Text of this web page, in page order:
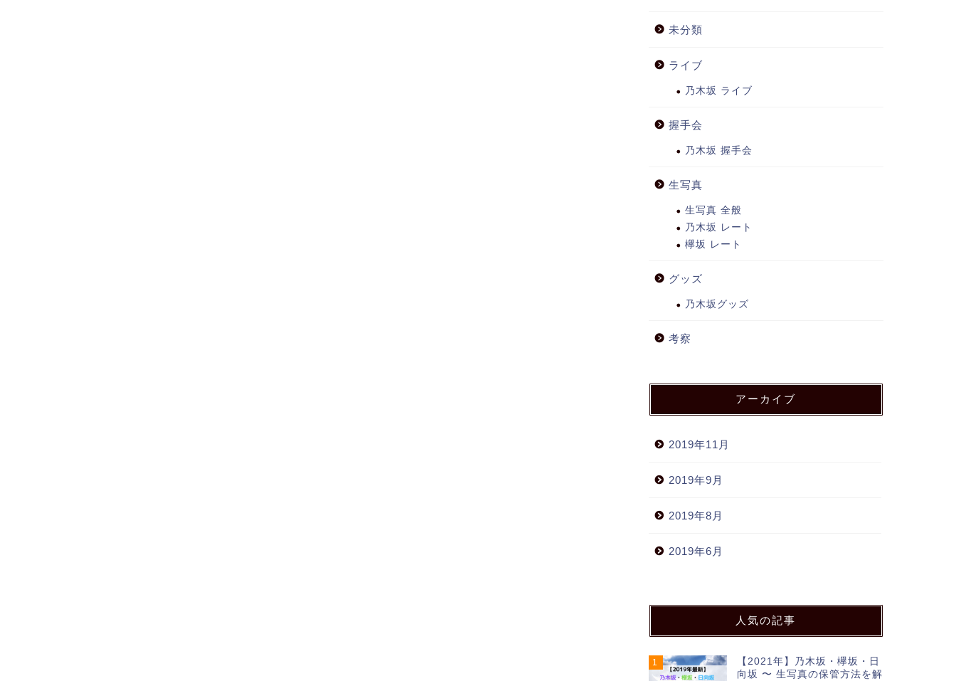
未分類
ライブ
乃木坂 ライブ
握手会
乃木坂 握手会
生写真
生写真 全般
乃木坂 レート
欅坂 レート
グッズ
乃木坂グッズ
考察
アーカイブ
2019年11月
2019年9月
2019年8月
2019年6月
人気の記事
1
【2021年】乃木坂・欅坂・日
向坂 〜 生写真の保管方法を解